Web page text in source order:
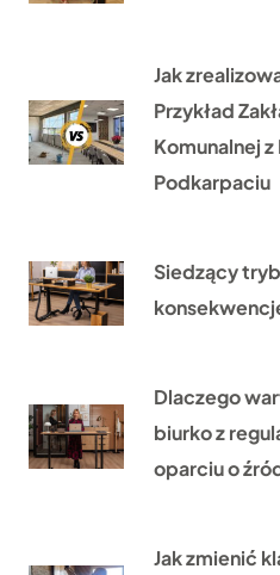
Jak
Przykład
Komunalnej
Podkarpaciu
Siedzący
Dlaczego
biurko z
oparciu o
Jak zmienić